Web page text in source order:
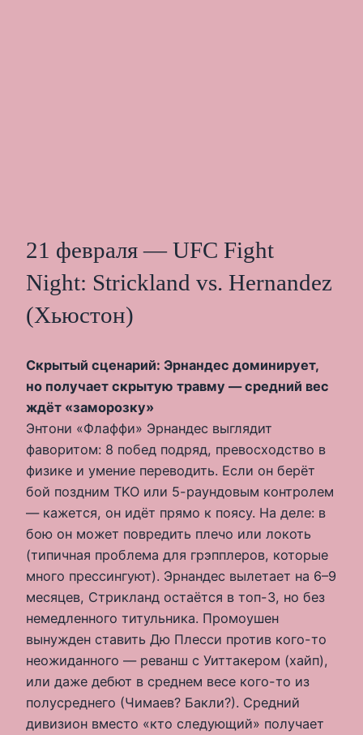
21 февраля — UFC Fight
Night: Strickland vs. Hernandez
(Хьюстон)
Скрытый сценарий: Эрнандес доминирует,
но получает скрытую травму — средний вес
ждёт «заморозку»
Энтони «Флаффи» Эрнандес выглядит
фаворитом: 8 побед подряд, превосходство в
физике и умение переводить. Если он берёт
бой поздним TKO или 5-раундовым контролем
— кажется, он идёт прямо к поясу. На деле: в
бою он может повредить плечо или локоть
(типичная проблема для грэпплеров, которые
много прессингуют). Эрнандес вылетает на 6–9
месяцев, Стрикланд остаётся в топ-3, но без
немедленного титульника. Промоушен
вынужден ставить Дю Плесси против кого-то
неожиданного — реванш с Уиттакером (хайп),
или даже дебют в среднем весе кого-то из
полусреднего (Чимаев? Бакли?). Средний
дивизион вместо «кто следующий» получает